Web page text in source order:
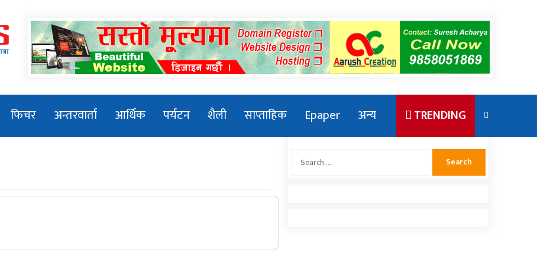
MissionNews
फिचर अन्तरवार्ता आर्थिक पर्यटन शैली साप्ताहिक Epaper अन्य TRENDING
तिला–१ जलविद्युत आयोजनाको सडक
प्रधानमन्त्री बालेन्द्र शाहले संसद बैठकमा नबोल्ने
Search